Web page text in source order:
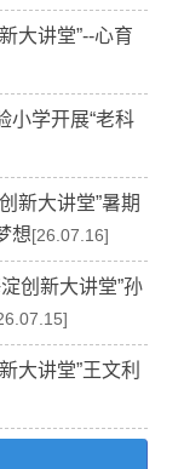
大讲堂”--心育
小学开展“老科
新大讲堂”暑期
想[26.07.16]
创新大讲堂”孙
大讲堂”王文利